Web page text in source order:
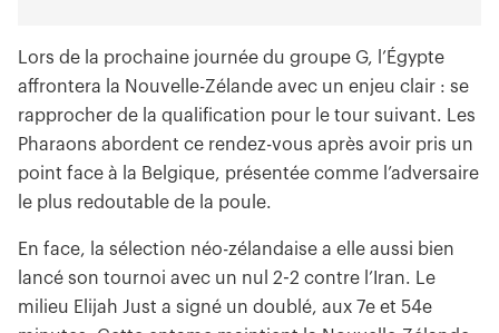
Lors de la prochaine journée du groupe G, l’Égypte
affrontera la Nouvelle-Zélande avec un enjeu clair : se
rapprocher de la qualification pour le tour suivant. Les
Pharaons abordent ce rendez-vous après avoir pris un
point face à la Belgique, présentée comme l’adversaire
le plus redoutable de la poule.
En face, la sélection néo-zélandaise a elle aussi bien
lancé son tournoi avec un nul 2-2 contre l’Iran. Le
milieu Elijah Just a signé un doublé, aux 7e et 54e